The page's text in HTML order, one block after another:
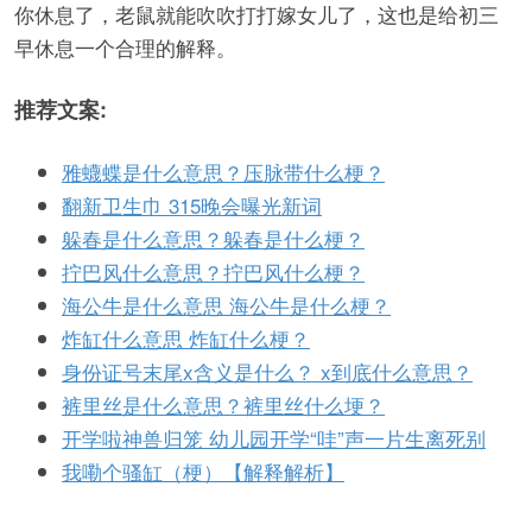
你休息了，老鼠就能吹吹打打嫁女儿了，这也是给初三
早休息一个合理的解释。
推荐文案:
雅蠛蝶是什么意思？压脉带什么梗？
翻新卫生巾 315晚会曝光新词
躲春是什么意思？躲春是什么梗？
拧巴风什么意思？拧巴风什么梗？
海公牛是什么意思 海公牛是什么梗？
炸缸什么意思 炸缸什么梗？
身份证号末尾x含义是什么？ x到底什么意思？
裤里丝是什么意思？裤里丝什么埂？
开学啦神兽归笼 幼儿园开学“哇”声一片生离死别
我嘞个骚缸（梗）【解释解析】